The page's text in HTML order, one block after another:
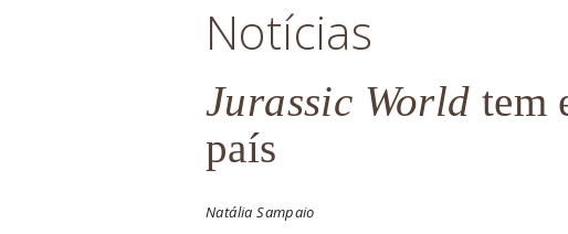
Notícias
Jurassic World tem
país
Natália Sampaio